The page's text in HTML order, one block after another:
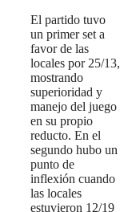
El partido tuvo
un primer set a
favor de las
locales por 25/13,
mostrando
superioridad y
manejo del juego
en su propio
reducto. En el
segundo hubo un
punto de
inflexión cuando
las locales
estuvieron 12/19